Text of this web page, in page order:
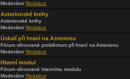
ModerátorRedakce
Asterionské knihy
Asterionské knihy
ModerátorRedakce
Úskalí při hraní na Asterionu
Fórum věnované problémum při hraní na Asterionu
ModerátorRedakce
Hlavní modul
Fórum věnované hlavnímu modulu
ModerátorRedakce